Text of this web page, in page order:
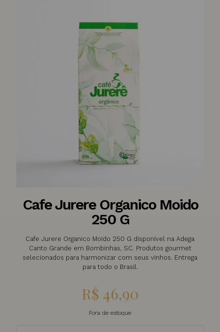
Cafe Jurere Organico Moido
250 G
Cafe Jurere Organico Moido 250 G disponível na Adega
Canto Grande em Bombinhas, SC. Produtos gourmet
selecionados para harmonizar com seus vinhos. Entrega
para todo o Brasil.
R$ 46,90
Fora de estoque